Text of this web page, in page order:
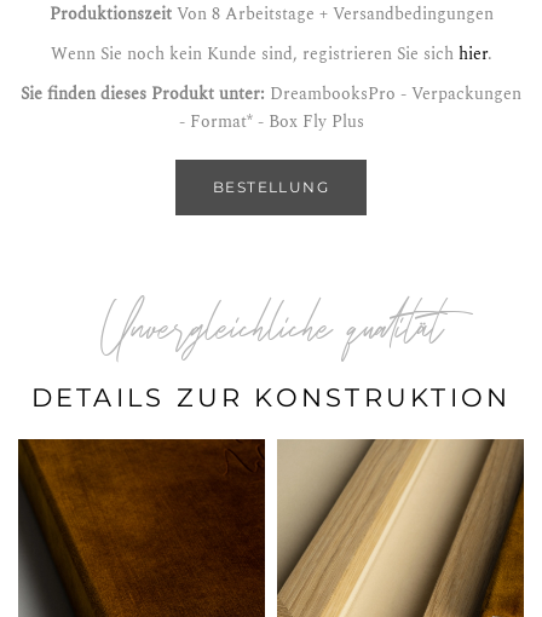
ProduktionszeitVon 8 Arbeitstage + Versandbedingungen
Wenn Sie noch kein Kunde sind, registrieren Sie sichhier.
Sie finden dieses Produkt unter: DreambooksPro - Verpackungen
- Format* - Box Fly Plus
BESTELLUNG
Unvergleichliche qualität
DETAILS ZUR KONSTRUKTION